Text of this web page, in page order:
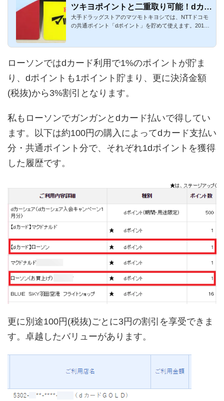
ツキヨポイントと二重取り可能！dカー
ドなら5％還元
大手ドラッグストアのマツモトキヨシでは、NTTドコモ
の共通ポイント「dポイント」を貯めて使えます。2018
ローソンではdカード利用で1%のポイントが貯ま
り、dポイントも1ポイント貯まり、更に決済金額
(税抜)から3%割引となります。
私もローソンでガンガンとdカード払いで得してい
ます。以下は約100円の購入によってdカード支払い
分・共通ポイント分で、それぞれ1dポイントを獲得
した履歴です。
更に別途100円(税抜)ごとに3円の割引を享受できま
す。卓越したバリューがあります。